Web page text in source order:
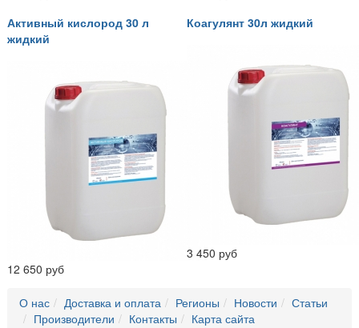
Активный кислород 30 л
жидкий
12 650 руб
Коагулянт 30л жидкий
3 450 руб
О нас Доставка и оплата Регионы Новости
Статьи
Производители
Контакты Карта сайта